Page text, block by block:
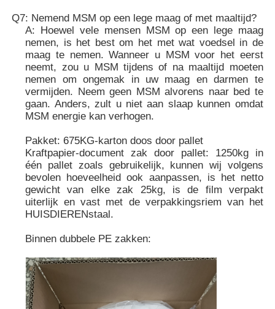
Q7: Nemend MSM op een lege maag of met maaltijd?
A: Hoewel vele mensen MSM op een lege maag
nemen, is het best om het met wat voedsel in de
maag te nemen. Wanneer u MSM voor het eerst
neemt, zou u MSM tijdens of na maaltijd moeten
nemen om ongemak in uw maag en darmen te
vermijden. Neem geen MSM alvorens naar bed te
gaan. Anders, zult u niet aan slaap kunnen omdat
MSM energie kan verhogen.
Pakket: 675KG-karton doos door pallet
Kraftpapier-document zak door pallet: 1250kg in
één pallet zoals gebruikelijk, kunnen wij volgens
bevolen hoeveelheid ook aanpassen, is het netto
gewicht van elke zak 25kg, is de film verpakt
uiterlijk en vast met de verpakkingsriem van het
HUISDIERENstaal.
Binnen dubbele PE zakken: